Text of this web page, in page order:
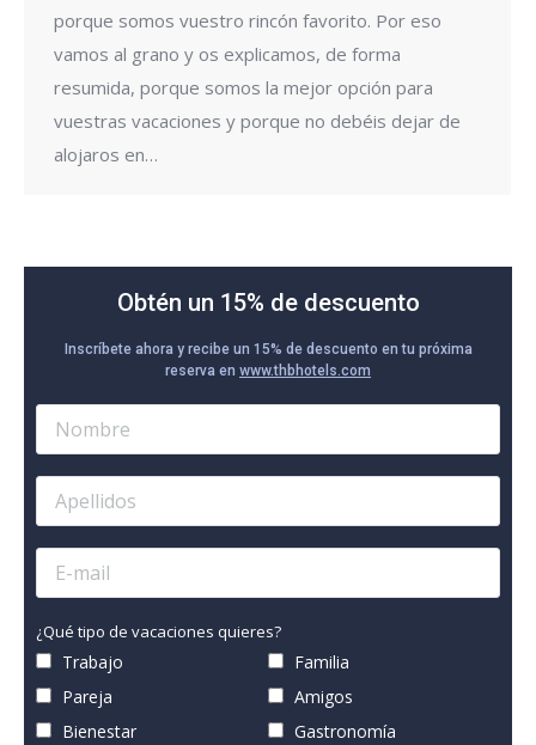
porque somos vuestro rincón favorito. Por eso
vamos al grano y os explicamos, de forma
resumida, porque somos la mejor opción para
vuestras vacaciones y porque no debéis dejar de
alojaros en…
Obtén un 15% de descuento
Inscríbete ahora y recibe un 15% de descuento en tu próxima
reserva en www.thbhotels.com
¿Qué tipo de vacaciones quieres?
Trabajo
Familia
Pareja
Amigos
Bienestar
Gastronomía